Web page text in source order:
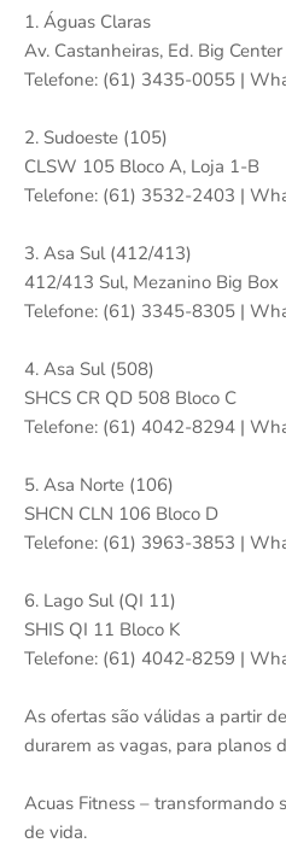
1. Águas Claras
Av. Castanheiras, Ed. Big Center
Telefone: (61) 3435-0055 |
2. Sudoeste (105)
CLSW 105 Bloco A, Loja 1-B
Telefone: (61) 3532-2403 |
3. Asa Sul (412/413)
412/413 Sul, Mezanino Big Box
Telefone: (61) 3345-8305 |
4. Asa Sul (508)
SHCS CR QD 508 Bloco C
Telefone: (61) 4042-8294 |
5. Asa Norte (106)
SHCN CLN 106 Bloco D
Telefone: (61) 3963-3853 |
6. Lago Sul (QI 11)
SHIS QI 11 Bloco K
Telefone: (61) 4042-8259 |
As ofertas são válidas a partir
durarem as vagas, para planos
Acuas Fitness – transformando
de vida.